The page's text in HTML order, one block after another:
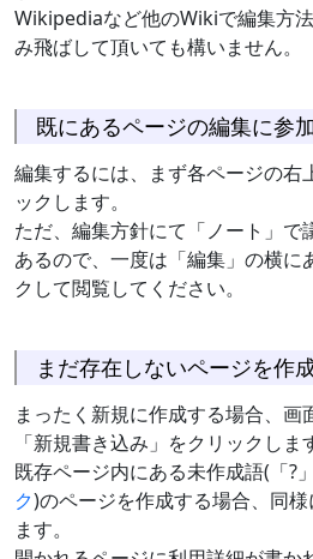
Wikipediaなど他のWikiで編集方
み飛ばして頂いても構いません。
既にあるページの編集に参
編集するには、まず各ページの右
ックします。
ただ、編集方針にて「ノート」で
あるので、一度は「編集」の横に
クして閲覧してください。
まだ存在しないページを作
まったく新規に作成する場合、
「新規書き込み」をクリックしま
既存ページ内にある未作成語(「?
ク)のページを作成する場合、同
ます。